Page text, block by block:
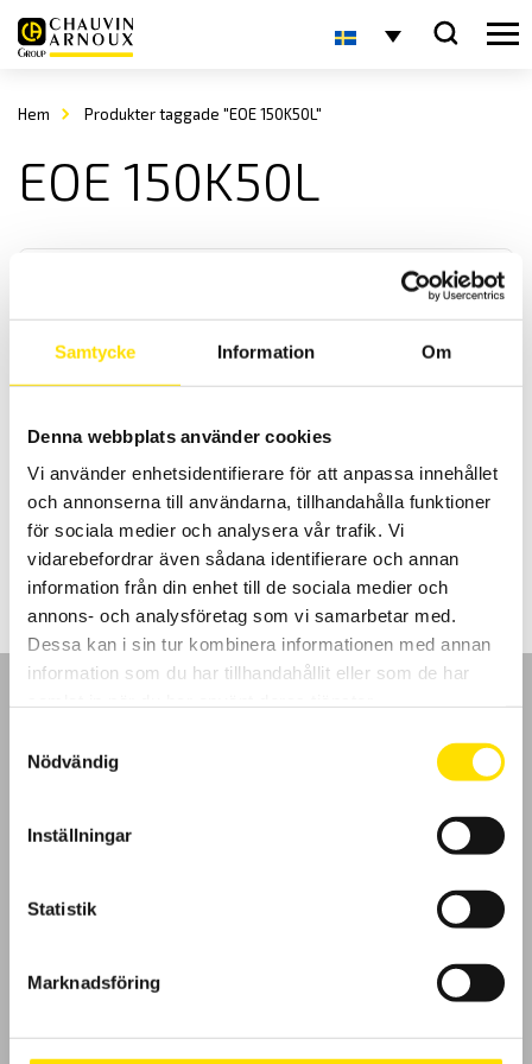
Samtycke Information Om
Denna webbplats använder cookies
Vi använder enhetsidentifierare för att anpassa innehållet
och annonserna till användarna, tillhandahålla funktioner
för sociala medier och analysera vår trafik. Vi
vidarebefordrar även sådana identifierare och annan
information från din enhet till de sociala medier och
annons- och analysföretag som vi samarbetar med.
Dessa kan i sin tur kombinera informationen med annan
information som du har tillhandahållit eller som de har
Nödvändig
Inställningar
Statistik
Marknadsföring
Hem Produkter taggade "EOE 150K50L"
EOE 150K50L
KERN EOE Plattformsvåg
KERN EOE är en praktisk och smidig plattformsvåg med med
maxkapacitet upp till 300 kg
2,200.00 kr –3,890.00krPrisintervall:
2,200.00 kr
till
3,890.00 kr
LÄS MER